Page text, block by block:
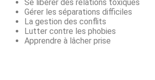
Se libérer des relations toxiques
Gérer les séparations difficiles
La gestion des conflits
Lutter contre les phobies
Apprendre à lâcher prise